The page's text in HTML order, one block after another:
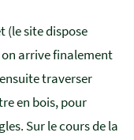
(le site dispose
arrive finalement
traverser
en bois, pour
Sur le cours de la